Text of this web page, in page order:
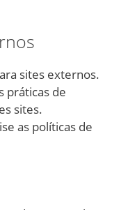
sites externos.
práticas de
sites.
as políticas de